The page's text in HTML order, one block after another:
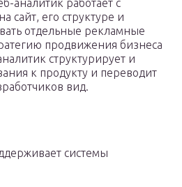
аналитик работает с
сайт, его структуре и
отдельные рекламные
продвижения бизнеса
структурирует и
к продукту и переводит
вид.
системы